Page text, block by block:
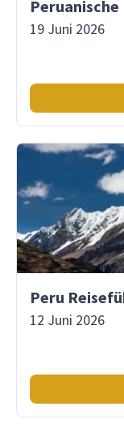
19 Juni 2026
12 Juni 2026